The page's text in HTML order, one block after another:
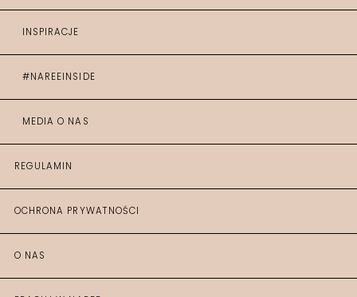
INSPIRACJE
#NAREEINSIDE
MEDIA O NAS
REGULAMIN
OCHRONA PRYWATNOŚCI
O NAS